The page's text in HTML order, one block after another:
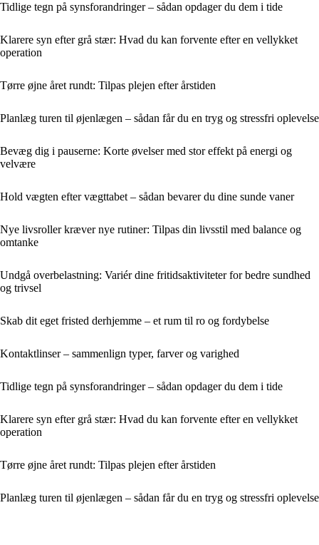
Tidlige tegn på synsforandringer – sådan opdager du dem i tide
Klarere syn efter grå stær: Hvad du kan forvente efter en vellykket
operation
Tørre øjne året rundt: Tilpas plejen efter årstiden
Planlæg turen til øjenlægen – sådan får du en tryg og stressfri oplevelse
Bevæg dig i pauserne: Korte øvelser med stor effekt på energi og
velvære
Hold vægten efter vægttabet – sådan bevarer du dine sunde vaner
Nye livsroller kræver nye rutiner: Tilpas din livsstil med balance og
omtanke
Undgå overbelastning: Variér dine fritidsaktiviteter for bedre sundhed
og trivsel
Skab dit eget fristed derhjemme – et rum til ro og fordybelse
Kontaktlinser – sammenlign typer, farver og varighed
Tidlige tegn på synsforandringer – sådan opdager du dem i tide
Klarere syn efter grå stær: Hvad du kan forvente efter en vellykket
operation
Tørre øjne året rundt: Tilpas plejen efter årstiden
Planlæg turen til øjenlægen – sådan får du en tryg og stressfri oplevelse